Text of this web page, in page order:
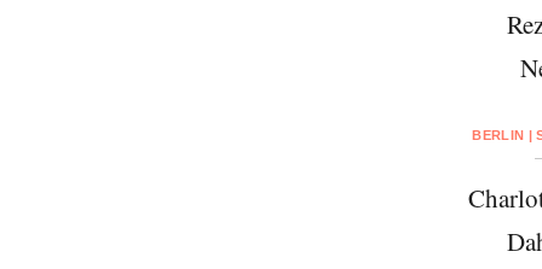
BERLIN |